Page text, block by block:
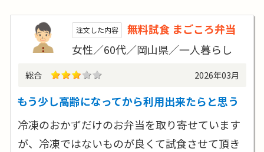
注文した内容
無料試食 まごころ弁当
女性／60代／岡山県／一人暮らし
総合 2026年03月
もう少し高齢になってから利用出来たらと思う
冷凍のおかずだけのお弁当を取り寄せています
が、冷凍ではないものが良くて試食させて頂き